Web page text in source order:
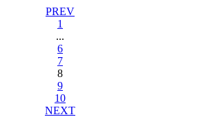
PREV
1
...
6
7
8
9
10
NEXT